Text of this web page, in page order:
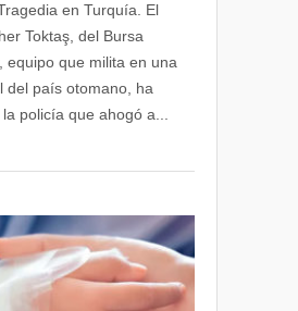
en Turquía. El
Toktaş, del Bursa
equipo que milita en una
del país otomano, ha
policía que ahogó a...